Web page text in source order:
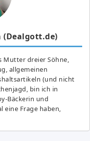
(Dealgott.de)
Mutter dreier Söhne,
allgemeinen
(und nicht
bin ich in
Bäckerin und
eine Frage haben,